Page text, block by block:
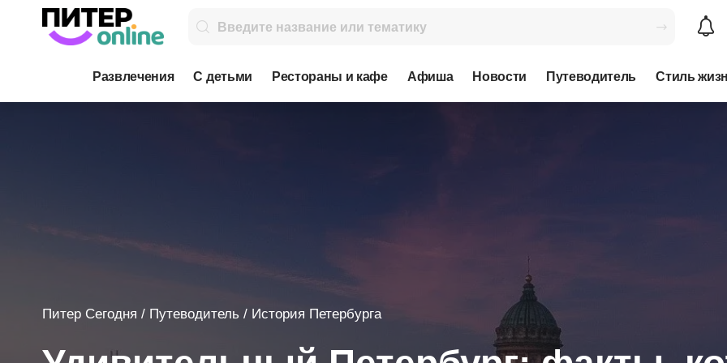
Развлечения С детьми Рестораны и кафе Афиша Новости Путеводитель Стиль
Питер Сегодня / Путеводитель / История Петербурга